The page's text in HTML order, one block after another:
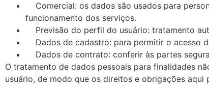
Comercial: os dados são usados para
funcionamento dos serviços.
Previsão do perfil do usuário: tratamento
Dados de cadastro: para permitir o acesso
Dados de contrato: conferir às partes
O tratamento de dados pessoais para finalidades
usuário, de modo que os direitos e obrigações aqui